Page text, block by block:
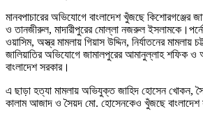
মানবপাচারের অভিযোগে বাংলাদেশ খুঁজছে কিশোরগঞ্জের
ও তানজীরুল, মাদারীপুরের মোল্লা নজরুল
ওয়াসিম, অস্ত্র মামলায় গিয়াস উদ্দিন, নির্যাতনের মামলায়
জালিয়াতির অভিযোগে জামালপুরের আমানুল্লাহ শফিক
বাংলাদেশ সরকার।
এ ছাড়া হত্যা মামলায় অভিযুক্ত জাহিদ হোসেন খোকন,
কালাম আজাদ ও সৈয়দ মো. হোসেনকেও খুঁজছে বাংলাদেশ